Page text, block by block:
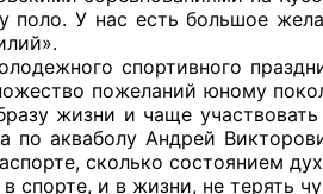
за 2024 г.
поло. У нас есть большое
спортивного
пожеланий юному
жизни и чаще
по акваболу Андрей
сколько состоянием
спорте, и в жизни, не терять